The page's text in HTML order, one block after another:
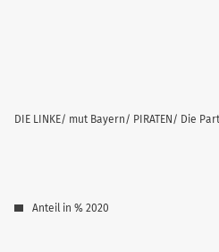
DIE LINKE/ mut Bayern/ PIRATEN/ Die
Anteil in % 2020